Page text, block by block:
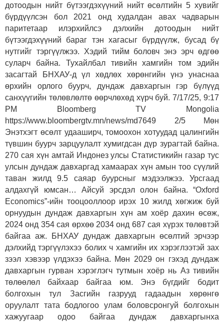
дотоодын нийт бүтээгдэхүүний нийт өсөлтийн 5 хувийг
бүрдүүлсэн бол 2021 онд худалдан авах чадварын
паритетаар илэрхийлсэ дэлхийн дотоодын нийт
бүтээгдэхүүний бараг тэн хагасыг бүрдүүлж, бусад бү
нутгийг тэргүүлжээ. Хэдий тийм боловч энэ эрч өдгөө
суларч байна. Тухайлбал тивийн хамгийн том эдийн
засагтай БНХАУ-д үл хөдлөх хөрөнгийн үнэ унаснаа
өрхийн орлого буурч, дундаж давхаргын гэр бүлүүд
санхүүгийн төлөвлөлтө өөрчлөхөд хүрч буй. 7/17/25, 9:17
PM Bloomberg TV Mongolia
https://www.bloombergtv.mn/news/md7649 2/5 Мөн
Энэтхэгт өсөлт удааширч, томоохон хотуудад цалингийн
түвшин буурч зарцуулалт хумигдсан дүр зурагтай байна.
270 сая хүн амтай Индонез улсы Статистикийн газар тус
улсын дундаж давхаргад хамаарах хүн амын тоо сүүлий
таван жилд 9.5 саяар буурсныг мэдээлжээ. Урсгаад
алдахгүй юмсан… Айсуй эрсдэл олон байна. “Oxford
Economics”-ийн тооцооллоор ирэх 10 жилд хөгжиж буй
орнуудын дундаж давхаргын хүн ам хоёр дахин өсөж,
2024 онд 354 сая өрхөө 2034 онд 687 сая хүрэх төлөвтэй
байгаа аж. БНХАУ дундаж давхаргын өсөлтий эрчээр
дэлхийд тэргүүлэхээ болих ч хамгийн их хэрэглээтэй зах
зээл хэвээр үлдэхээ байна. Мөн 2029 он гэхэд дундаж
давхаргын гурван хэрэглэгч тутмын хоёр нь Аз тивийн
төлөөлөл байхаар байгаа юм. Энэ бүгдийг бодит
болгохын тул Засгийн газрууд гадаадын хөрөнгө
оруулалт тата бодлогоо улам боловсронгуй болгохын
хажуугаар одоо байгаа дундаж давхаргынха